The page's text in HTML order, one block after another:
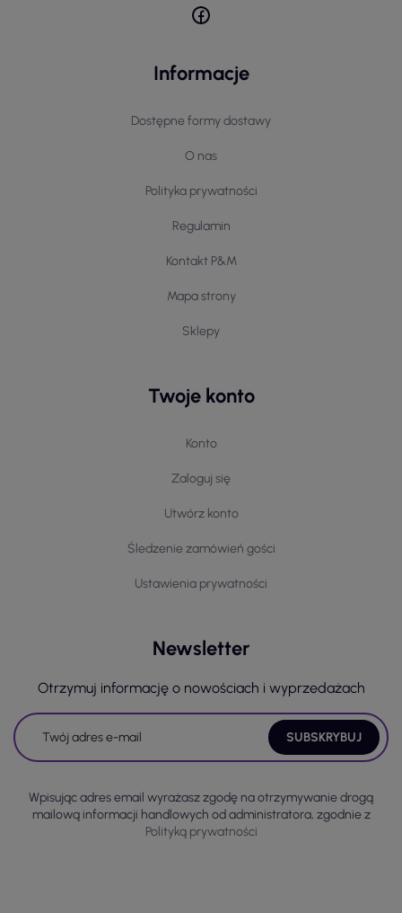
Informacje
Dostępne formy dostawy
O nas
Polityka prywatności
Regulamin
Kontakt P&M
Mapa strony
Sklepy
Twoje konto
Konto
Zaloguj się
Utwórz konto
Śledzenie zamówień gości
Ustawienia prywatności
Newsletter
Otrzymuj informację o nowościach i wyprzedażach
Wpisując adres email wyrażasz zgodę na otrzymywanie drogą
mailową informacji handlowych od administratora, zgodnie z
Polityką prywatności